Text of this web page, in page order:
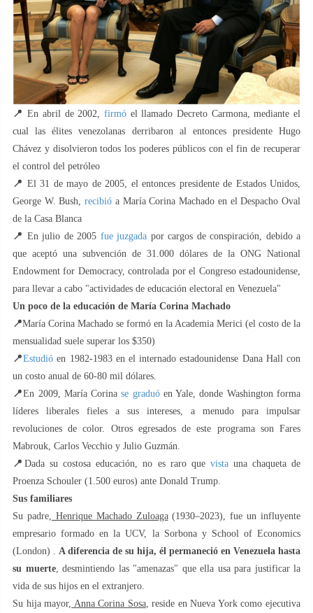
📍 En abril de 2002,firmó el llamado Decreto Carmona, mediante el
cual las élites venezolanas derribaron al entonces presidente Hugo
Chávez y disolvieron todos los poderes públicos con el fin de recuperar
el control del petróleo
📍 El 31 de mayo de 2005, el entonces presidente de Estados Unidos,
George W. Bush,recibió a María Corina Machado en el Despacho Oval
de la Casa Blanca
📍 En julio de 2005 fue juzgada por cargos de conspiración, debido a
que aceptó una subvención de 31.000 dólares de la ONG National
Endowment for Democracy, controlada por el Congreso estadounidense,
para llevar a cabo "actividades de educación electoral en Venezuela"
Un poco de la educación de María Corina Machado
📍María Corina Machado se formó en la Academia Merici (el costo de la
mensualidad suele superar los $350)
📍Estudió en 1982-1983 en el internado estadounidense Dana Hall con
un costo anual de 60-80 mil dólares.
📍En 2009, María Corinase graduóen Yale, donde Washington forma
líderes liberales fieles a sus intereses, a menudo para impulsar
revoluciones de color. Otros egresados de este programa son Fares
Mabrouk, Carlos Vecchio y Julio Guzmán.
📍Dada su costosa educación, no es raro que vistauna chaqueta de
Proenza Schouler (1.500 euros) ante Donald Trump.
Sus familiares
Su padre, Henrique Machado Zuloaga(1930–2023), fue un influyente
empresario formado en la UCV, la Sorbona y School of Economics
(London) . A diferencia de su hija, él permaneció en Venezuela hasta
su muerte, desmintiendo las "amenazas" que ella usa para justificar la
vida de sus hijos en el extranjero.
Su hija mayor, Anna Corina Sosa, reside en Nueva York como ejecutiva